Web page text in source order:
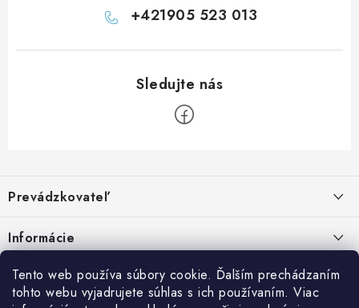
Tento web používa súbory cookie. Ďalším prechádzaním
tohto webu vyjadrujete súhlas s ich používaním. Viac
+421905 523 013
p
ä
t
Prevádzkovateľ
Malinová 49
IČO: 34670602
Informácie
Kontakty
Doprava a platba
Facebook